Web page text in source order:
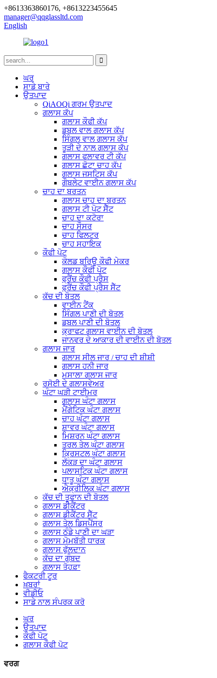
+8613363860176, +8613223455645
manager@qqglassltd.com
English
ਘਰ
ਸਾਡੇ ਬਾਰੇ
ਉਤਪਾਦ
QiAOQi ਗਰਮ ਉਤਪਾਦ
ਗਲਾਸ ਕੱਪ
ਗਲਾਸ ਕੌਫੀ ਕੱਪ
ਡਬਲ ਵਾਲ ਗਲਾਸ ਕੱਪ
ਸਿੰਗਲ ਵਾਲ ਗਲਾਸ ਕੱਪ
ਤੂੜੀ ਦੇ ਨਾਲ ਗਲਾਸ ਕੱਪ
ਗਲਾਸ ਫਲਾਵਰ ਟੀ ਕੱਪ
ਗਲਾਸ ਛੋਟਾ ਚਾਹ ਕੱਪ
ਗਲਾਸ ਜਸਟਿਸ ਕੱਪ
ਗੌਬਲੇਟ ਵਾਈਨ ਗਲਾਸ ਕੱਪ
ਚਾਹ ਦਾ ਬਰਤਨ
ਗਲਾਸ ਚਾਹ ਦਾ ਬਰਤਨ
ਗਲਾਸ ਟੀ ਪੋਟ ਸੈੱਟ
ਚਾਹ ਦਾ ਕਟੋਰਾ
ਚਾਹ ਸੌਸਰ
ਚਾਹ ਫਿਲਟਰ
ਚਾਹ ਸਹਾਇਕ
ਕੌਫੀ ਪੋਟ
ਕੋਲਡ ਬਰਿਊ ਕੌਫੀ ਮੇਕਰ
ਗਲਾਸ ਕੌਫੀ ਪੋਟ
ਫ੍ਰੈਂਚ ਕੌਫੀ ਪ੍ਰੈਸ
ਫ੍ਰੈਂਚ ਕੌਫੀ ਪ੍ਰੈਸ ਸੈੱਟ
ਕੱਚ ਦੀ ਬੋਤਲ
ਵਾਈਨ ਟੈਂਕ
ਸਿੰਗਲ ਪਾਣੀ ਦੀ ਬੋਤਲ
ਡਬਲ ਪਾਣੀ ਦੀ ਬੋਤਲ
ਕ੍ਰਾਫਟ ਗਲਾਸ ਵਾਈਨ ਦੀ ਬੋਤਲ
ਜਾਨਵਰ ਦੇ ਆਕਾਰ ਦੀ ਵਾਈਨ ਦੀ ਬੋਤਲ
ਗਲਾਸ ਜਾਰ
ਗਲਾਸ ਸੀਲ ਜਾਰ / ਚਾਹ ਦੀ ਸ਼ੀਸ਼ੀ
ਗਲਾਸ ਹਨੀ ਜਾਰ
ਮਸਾਲਾ ਗਲਾਸ ਜਾਰ
ਰਸੋਈ ਦੇ ਗਲਾਸਵੇਅਰ
ਘੰਟਾ ਘੜੀ ਟਾਈਮਰ
ਗਲਾਸ ਘੰਟਾ ਗਲਾਸ
ਮੈਂਗੇਟਿਕ ਘੰਟਾ ਗਲਾਸ
ਚਾਹ ਘੰਟਾ ਗਲਾਸ
ਸ਼ਾਵਰ ਘੰਟਾ ਗਲਾਸ
ਮਿਸ਼ਰਨ ਘੰਟਾ ਗਲਾਸ
ਤਰਲ ਤੇਲ ਘੰਟਾ ਗਲਾਸ
ਕ੍ਰਿਸਟਲ ਘੰਟਾ ਗਲਾਸ
ਲੱਕੜ ਦਾ ਘੰਟਾ ਗਲਾਸ
ਪਲਾਸਟਿਕ ਘੰਟਾ ਗਲਾਸ
ਧਾਤੂ ਘੰਟਾ ਗਲਾਸ
ਐਕ੍ਰੀਲਿਕ ਘੰਟਾ ਗਲਾਸ
ਕੱਚ ਦੀ ਤੂਫਾਨ ਦੀ ਬੋਤਲ
ਗਲਾਸ ਡੀਕੈਂਟਰ
ਗਲਾਸ ਡੀਕੈਂਟਰ ਸੈੱਟ
ਗਲਾਸ ਤੇਲ ਡਿਸਪੈਂਸਰ
ਗਲਾਸ ਠੰਡੇ ਪਾਣੀ ਦਾ ਘੜਾ
ਗਲਾਸ ਮੋਮਬੱਤੀ ਧਾਰਕ
ਗਲਾਸ ਫੁੱਲਦਾਨ
ਕੱਚ ਦਾ ਗੁੰਬਦ
ਗਲਾਸ ਤੋਹਫ਼ਾ
ਫੈਕਟਰੀ ਟੂਰ
ਖ਼ਬਰਾਂ
ਵੀਡੀਓ
ਸਾਡੇ ਨਾਲ ਸੰਪਰਕ ਕਰੋ
ਘਰ
ਉਤਪਾਦ
ਕੌਫੀ ਪੋਟ
ਗਲਾਸ ਕੌਫੀ ਪੋਟ
ਵਰਗ